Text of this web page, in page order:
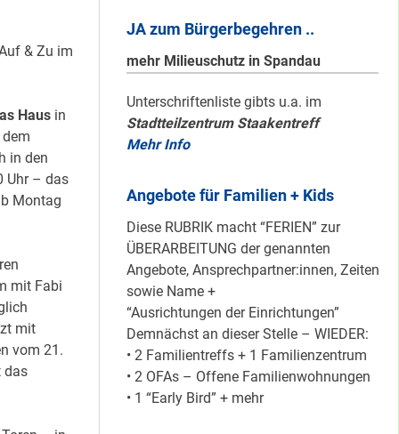
& Zu im
Hausin
in den
Uhr – das
Montag
mit Fabi
mit
vom 21.
das
JA zum Bürgerbegehren ..
mehr Milieuschutz in Spandau
Unterschriftenliste gibts u.a. im
Stadtteilzentrum Staakentreff
Mehr Info
Angebote für Familien + Kids
Diese RUBRIK macht “FERIEN” zur
ÜBERARBEITUNG der genannten
Angebote, Ansprechpartner:innen, Zeiten
sowie Name +
“Ausrichtungen der Einrichtungen”
Demnächst an dieser Stelle – WIEDER:
• 2 Familientreffs + 1 Familienzentrum
• 2 OFAs – Offene Familienwohnungen
• 1 “Early Bird” + mehr
Nord …
Staaken: Immer
schön sauber
halten!
Neuer Look für’s
#Nachbarschaftmachen
Mit dem
“Redemobil” im
Kiez unterwegs …